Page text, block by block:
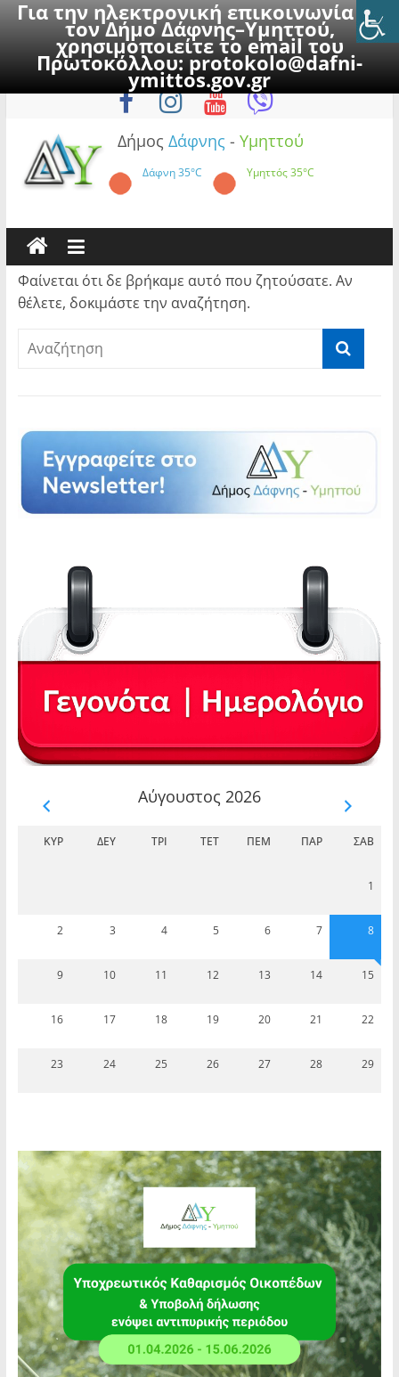
Για την ηλεκτρονική επικοινωνία με
τον Δήμο Δάφνης–Υμηττού,
χρησιμοποιείτε το email του
Πρωτοκόλλου:protokolo@dafni-
ymittos.gov.gr
to
Σάββατο, 8 Αυγούστου 2026
Δήμος Δάφνης - Υμηττού
Δάφνη35°C Υμηττός35°C
Φαίνεται ότι δε βρήκαμε αυτό που ζητούσατε. Αν
θέλετε, δοκιμάστε την αναζήτηση.
Αύγουστος 2026
ΚΥΡ ΔΕΥ ΤΡΊ ΤΕΤ ΠΈΜ ΠΑΡ ΣΆΒ
1
2 3 4 5 6 7 8
9 10 11 12 13 14 15
16 17 18 19 20 21 22
23 24 25 26 27 28 29